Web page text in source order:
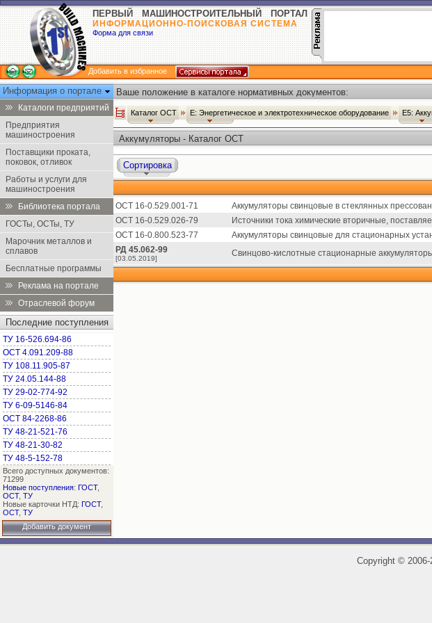
ПЕРВЫЙ МАШИНОСТРОИТЕЛЬНЫЙ ПОРТАЛ
ИНФОРМАЦИОННО-ПОИСКОВАЯ СИСТЕМА
Форма для связи
Добавить в избранное
Информация о портале
Каталоги предприятий
Предприятия
машиностроения
Поставщики проката,
поковок, отливок
Работы и услуги для
машиностроения
Библиотека портала
ГОСТы, ОСТы, ТУ
Марочник металлов и
сплавов
Бесплатные программы
Реклама на портале
Отраслевой форум
Последние поступления
ТУ 16-526.694-86
ОСТ 4.091.209-88
ТУ 108.11.905-87
ТУ 24.05.144-88
ТУ 29-02-774-92
ТУ 6-09-5146-84
ОСТ 84-2268-86
ТУ 48-21-521-76
ТУ 48-21-30-82
ТУ 48-5-152-78
Всего доступных документов:
71299
Новые поступления: ГОСТ,
ОСТ, ТУ
Новые карточки НТД: ГОСТ,
ОСТ, ТУ
Добавить документ
Ваше положение в каталоге нормативных документов:
Каталог ОСТ Е: Энергетическое и электротехническое оборудование Е5:
Аккумуляторы - Каталог ОСТ
Сортировка
ОСТ 16-0.529.001-71
Аккумуляторы свинцовые в стеклянных
ОСТ 16-0.529.026-79
Источники тока химические вторичные,
ОСТ 16-0.800.523-77
Аккумуляторы свинцовые для стационарных
РД 45.062-99
[03.05.2019]
Свинцово-кислотные стационарные
Copyright ©2006-